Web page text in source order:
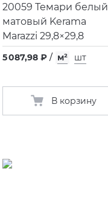
20059 Темари белый
матовый Kerama
Marazzi 29,8×29,8
5 087,98 ₽ / м² шт
В корзину